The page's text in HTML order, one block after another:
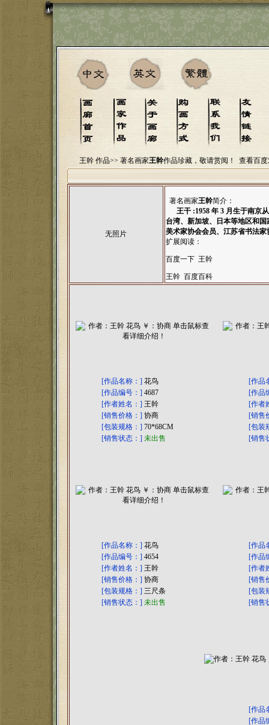
王幹 作品>> 著名画家王幹作品珍藏，敬请赏阅！ 查看百度
无照片
著名画家王幹简介：
王干 :1958 年 3 月生于南京
台湾、新加坡、日本等地区和
美术家协会会员、江苏省书法
扩展阅读：
百度一下 王幹
王幹 百度百科
[作品名称：] 花鸟
[作品编号：] 4687
[作者姓名：] 王幹
[销售价格：] 协商
[包装规格：] 70*68CM
[销售状态：] 未出售
[作品
[作品
[作者
[销售
[包装
[销售
[作品名称：] 花鸟
[作品编号：] 4654
[作者姓名：] 王幹
[销售价格：] 协商
[包装规格：] 三尺条
[销售状态：] 未出售
[作品
[作品
[作者
[销售
[包装
[销售
[作品
[作品